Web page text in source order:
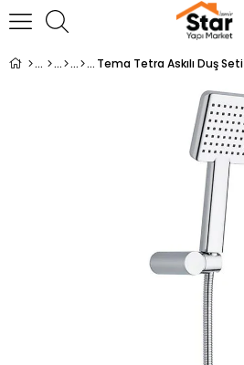
Tema Tetra Askılı Duş Seti